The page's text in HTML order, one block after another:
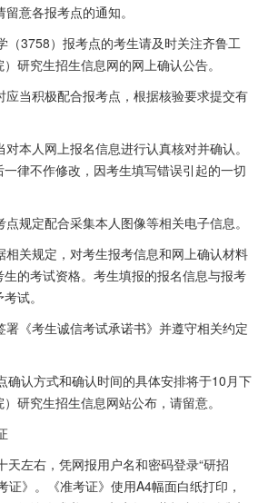
意各报考点的通知。
（3758）报考点的考生请及时关注齐鲁工
研究生招生信息网的网上确认公告。
应当积极配合报考点，根据核验要求提交有
本人网上报名信息进行认真核对并确认。
律不作修改，因考生填写错误引起的一切
规定配合采集本人图像等相关电子信息。
相关规定，对考生报考信息和网上确认材料
的考试资格。考生填报的报名信息与报考
试。
署《考生诚信考试承诺书》并遵守相关约定
确认方式和确认时间的具体安排将于10 月下
研究生招生信息网站公布，请留意。
天左右，凭网报用户名和密码登录“研招
证》。《准考证》使用A4幅面白纸打印，